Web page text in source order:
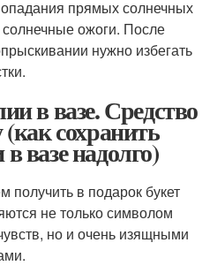
прямых солнечных
ожоги. После
нужно избегать
в вазе. Средство
сохранить
вазе надолго)
получить в подарок букет
не только символом
но и очень изящными